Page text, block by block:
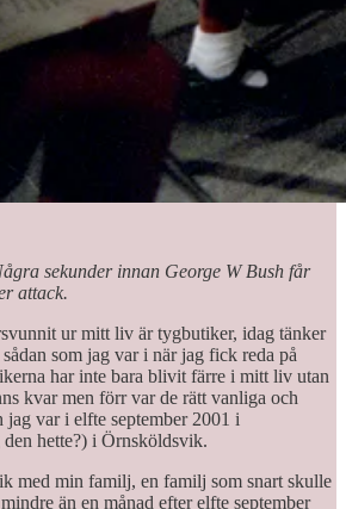
sekunder innan George W Bush får
attack.
ur mitt liv är tygbutiker, idag tänker
som jag var i när jag fick reda på
har inte bara blivit färre i mitt liv utan
kvar men förr var de rätt vanliga och
jag var i elfte september 2001 i
hette?) i Örnsköldsvik.
med min familj, en familj som snart skulle
än en månad efter elfte september